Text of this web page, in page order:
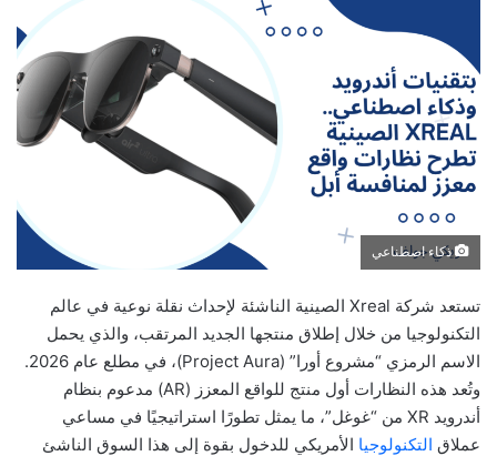
ذكاء اصطناعي
تستعد شركة Xreal الصينية الناشئة لإحداث نقلة نوعية في عالم
التكنولوجيا من خلال إطلاق منتجها الجديد المرتقب، والذي يحمل
الاسم الرمزي “مشروع أورا” (Project Aura)، في مطلع عام 2026.
وتُعد هذه النظارات أول منتج للواقع المعزز (AR) مدعوم بنظام
أندرويد XR من “غوغل”، ما يمثل تطورًا استراتيجيًا في مساعي
عملاق التكنولوجيا الأمريكي للدخول بقوة إلى هذا السوق الناشئ